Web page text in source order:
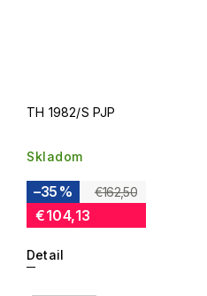
TH 1982/S PJP
Skladom
€162,50
–35 %
€104,13
Detail